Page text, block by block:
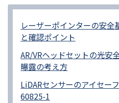
レーザーポインターの安全
と確認ポイント
AR/VRヘッドセットの光安
曝露の考え方
LiDARセンサーのアイセー
60825-1